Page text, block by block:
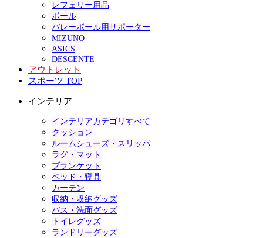
レフェリー用品
ボール
バレーボール用サポーター
MIZUNO
ASICS
DESCENTE
アウトレット
スポーツ TOP
インテリア
インテリアカテゴリすべて
クッション
ルームシューズ・スリッパ
ラグ・マット
ブランケット
ベッド・寝具
カーテン
収納・収納グッズ
バス・洗面グッズ
トイレグッズ
ランドリーグッズ